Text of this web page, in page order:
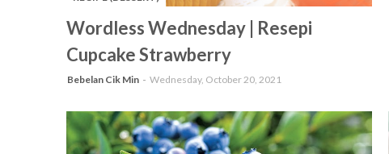
Wordless Wednesday | Resepi
Cupcake Strawberry
Bebelan Cik Min Wednesday, October 20, 2021